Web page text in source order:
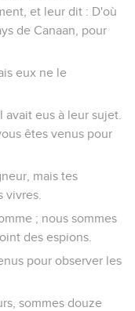
et leur dit : D'où
de Canaan, pour
eux ne le
eus à leur sujet.
êtes venus pour
mais tes
vivres.
; nous sommes
des espions.
pour observer les
sommes douze